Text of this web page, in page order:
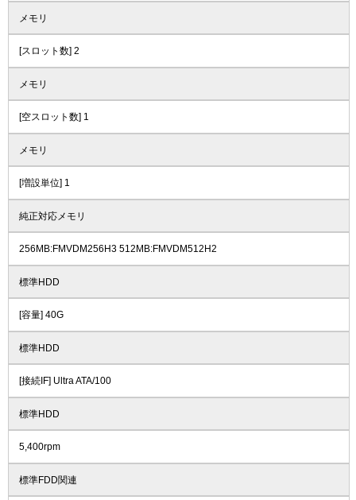
メモリ
[スロット数] 2
メモリ
[空スロット数] 1
メモリ
[増設単位] 1
純正対応メモリ
256MB:FMVDM256H3 512MB:FMVDM512H2
標準HDD
[容量] 40G
標準HDD
[接続IF] Ultra ATA/100
標準HDD
5,400rpm
標準FDD関連